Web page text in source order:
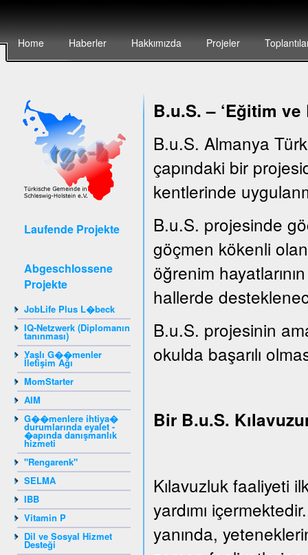
Home Haberler Hakkımızda Projeler
Laufende Projekte
Abgeschlossene
Projekte
JobLife Plus L�beck
IQ-Netzwerk (Diplomanın
tanınması)
Yaşlı G��menler
İletişim Ağı
MomStarter
AIM
G��menlere ihtiya�
durumlarında eyalet -
�apında danışmanlık
hizmeti
"Rengarenk"
SELMA
IBB
Vitamin P
Dil ve Sosyal Hizmet
Desteği
B.u.S. – ‘Eğitim ve
B.u.S. Almanya
çapındaki bir
kentlerinde
B.u.S. projesinde
göçmen kökenli
öğrenim
hallerde
B.u.S. projesinin
okulda başarılı
Bir B.u.S.
Kılavuzluk faaliyeti
yardımı
yanında,